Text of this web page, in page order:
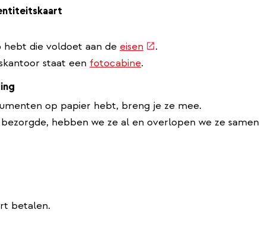
die voldoet aan de eisen (externe
.
staat een fotocabine.
op papier hebt, breng je ze mee.
hebben we ze al en overlopen we ze samen
betalen.